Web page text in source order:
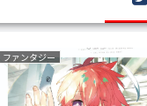
ラブコメ